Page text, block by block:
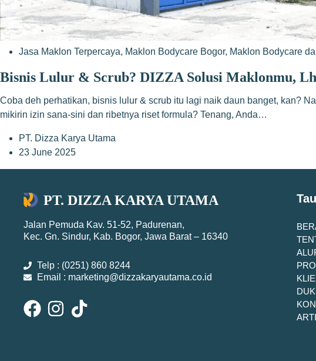
Jasa Maklon Terpercaya, Maklon Bodycare Bogor, Maklon Bodycare
Bisnis Lulur & Scrub? DIZZA Solusi Maklonmu,
Coba deh perhatikan, bisnis lulur & scrub itu lagi naik daun banget, kan?
mikirin izin sana-sini dan ribetnya riset formula? Tenang, Anda…
PT. Dizza Karya Utama
23 June 2025
PT. DIZZA KARYA UTAMA
Jalan Pemuda Kav. 51-52, Padurenan,
Kec. Gn. Sindur, Kab. Bogor, Jawa Barat – 16340
Telp : (0251) 860 8244
Email : marketing@dizzakaryautama.co.id